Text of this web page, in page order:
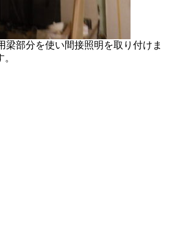
梁部分を使い間接照明を取り付けま